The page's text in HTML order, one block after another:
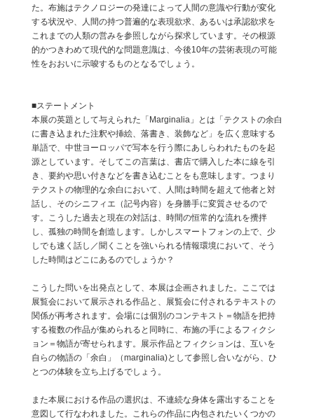
た。布施はテクノロジーの発達によって人間の意識や行動が変化
する状況や、人間の持つ普遍的な表現欲求、あるいは承認欲求を
これまでの人類の営みを参照しながら探求しています。その根源
的かつきわめて現代的な問題意識は、今後10年の芸術表現の可能
性をおおいに示唆するものとなるでしょう。
■ステートメント
本展の英題として与えられた「Marginalia」とは「テクストの余白
に書き込まれた注釈や挿絵、落書き、装飾など」を広く意味する
単語で、中世ヨーロッパで写本を行う際にあしらわれたものを起
源としています。そしてこの言葉は、書店で購入した本に線を引
き、要約や思い付きなどを書き込むことをも意味します。つまり
テクストの物理的な余白において、人間は時間を超えて他者と対
話し、そのシニフィエ（記号内容）を身勝手に変質させるので
す。こうした過去と現在の対話は、時間の恒常的な流れを攪拌
し、孤独の時間を創造します。しかしスマートフォンの上で、少
しでも速く話し／聞くことを強いられる情報環境において、そう
した時間はどこにあるのでしょうか？
こうした問いを出発点として、本展は企画されました。ここでは
展覧会において展示される作品と、展覧会に付されるテキストの
関係が再考されます。会場には個別のコンテキスト＝物語を把持
する複数の作品が集められると同時に、布施の手によるフィクシ
ョン＝物語が寄せられます。展示作品とフィクションは、互いを
自らの物語の「余白」（marginalia)として参照し合いながら、ひ
とつの体験を立ち上げるでしょう。
また本展における作品の選択は、不連続な身体を露出することを
意図して行なわれました。これらの作品に内包されたいくつかの